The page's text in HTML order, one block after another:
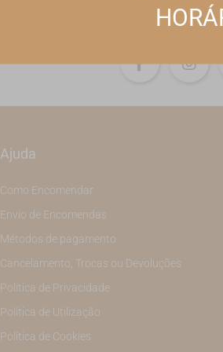
Ajuda
Como Encomendar
Envio de Encomendas
Métodos de pagamento
Cancelamento, Trocas ou Devoluções
Política de Privacidade
Política de Utilização
Política de Cookies